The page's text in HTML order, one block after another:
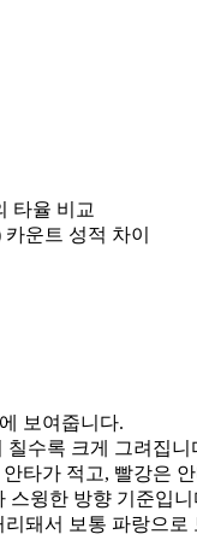
타율 비교
운트 성적 차이
보여줍니다.
수록 크게 그려집니
타가 적고, 빨강은
스윙한 방향 기준입
리돼서 보통 파랑으로